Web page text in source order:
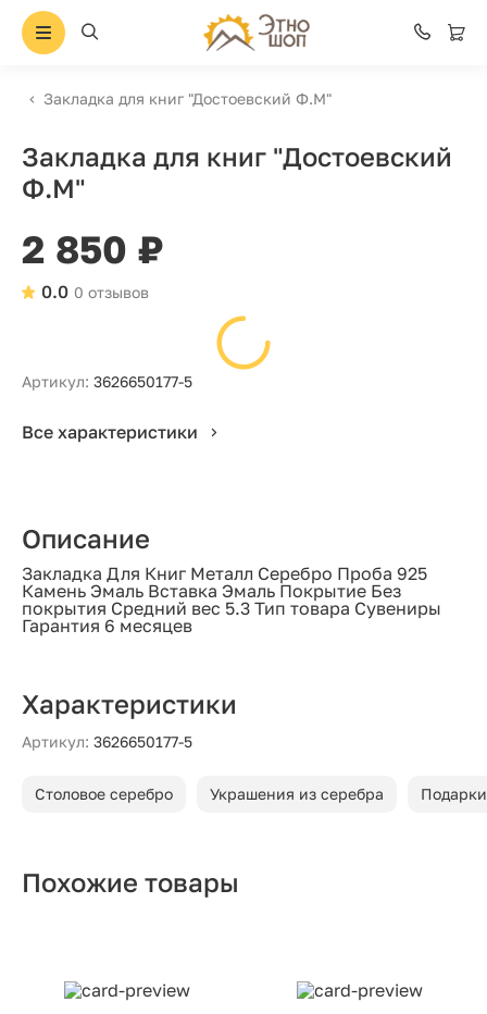
Закладка для книг "Достоевский Ф.М"
Закладка для книг "Достоевский
Ф.М"
2 850 ₽
0 отзывов
0.0
Артикул: 3626650177-5
Все характеристики
Описание
Закладка Для Книг Металл Серебро Проба 925
Камень Эмаль Вставка Эмаль Покрытие Без
покрытия Средний вес 5.3 Тип товара Сувениры
Гарантия 6 месяцев
Характеристики
Артикул: 3626650177-5
Столовое серебро Украшения из серебра
Похожие товары